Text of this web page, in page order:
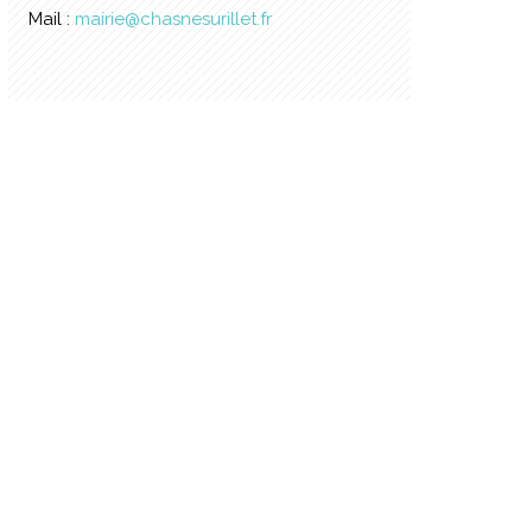
Mail : mairie@chasnesurillet.fr